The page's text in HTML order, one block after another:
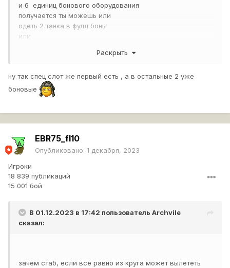
и 6 единиц бонового оборудования
получается ты можешь или
одеть 2 танка в фулл боны
или
Раскрыть
ну так спец слот же первый есть , а в остальные 2 уже
боновые
EBR75_fl10
Опубликовано: 1 декабря, 2023
Игроки
18 839 публикаций
15 001 бой
В 01.12.2023 в 17:42 пользователь Archvile
сказал:
зачем стаб, если всё равно из круга может вылететь